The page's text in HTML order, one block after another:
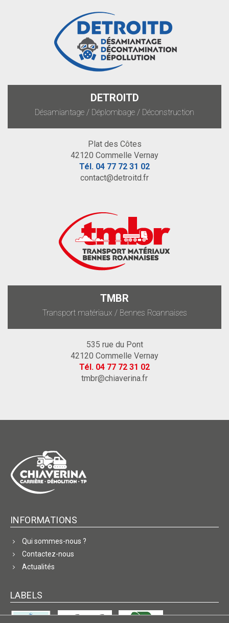
DETROITD
Désamiantage / Déplombage / Déconstruction
Plat des Côtes
42120 Commelle Vernay
Tél. 04 77 72 31 02
contact@detroitd.fr
TMBR
Transport matériaux / Bennes Roannaises
535 rue du Pont
42120 Commelle Vernay
Tél. 04 77 72 31 02
tmbr@chiaverina.fr
INFORMATIONS
Qui sommes-nous ?
Contactez-nous
Actualités
LABELS